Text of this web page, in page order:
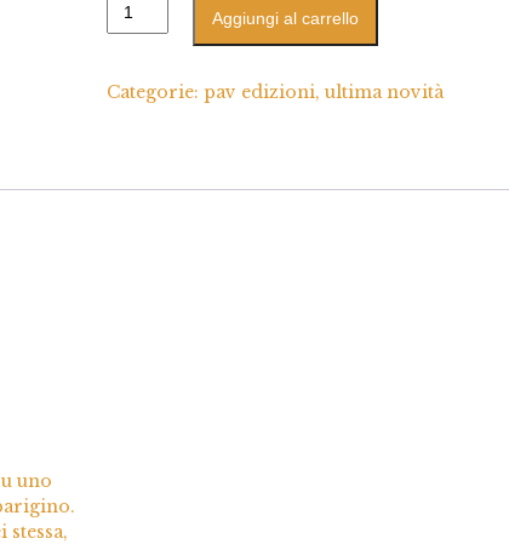
Aggiungi al carrello
Categorie: pav edizioni, ultima novità
uno